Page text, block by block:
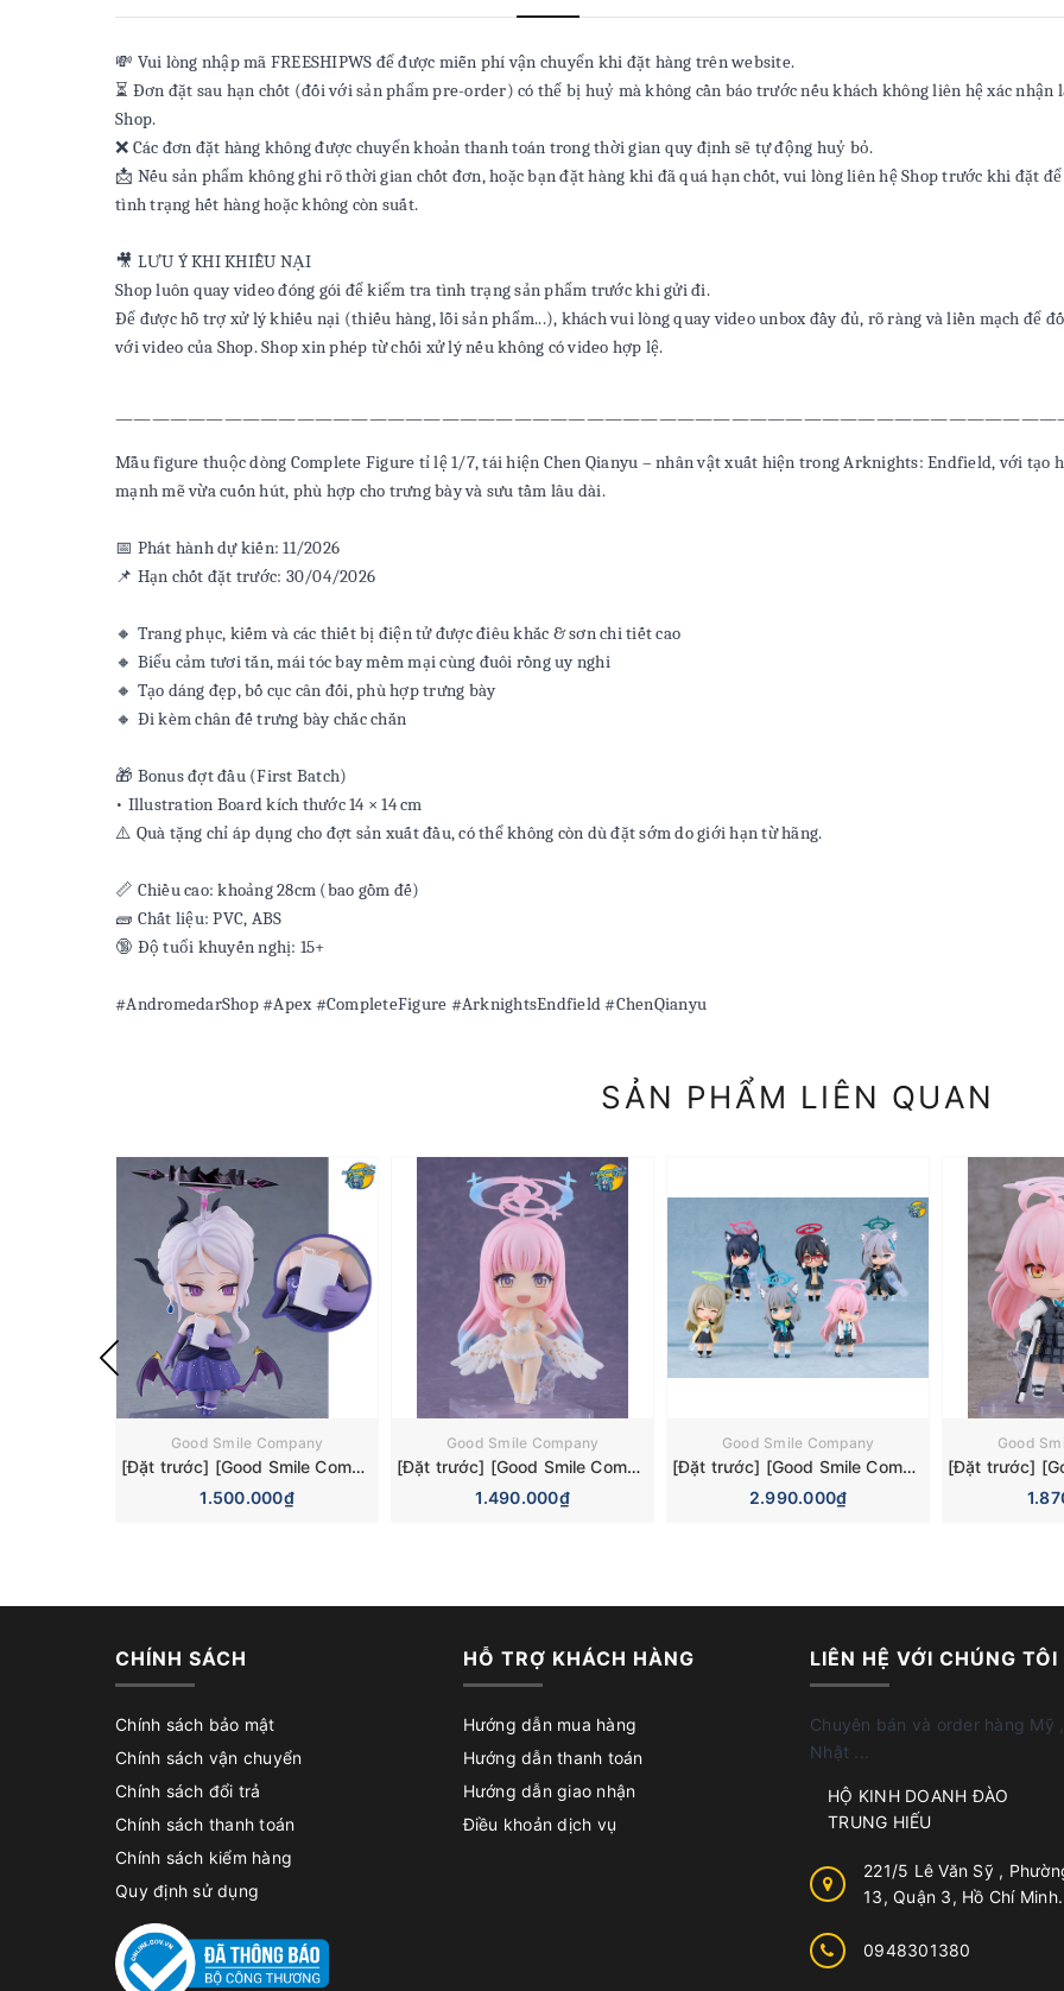
💸 Vui lòng nhập mã FREESHIPWS để được miễn phí vận chuyển khi đặt hàng trên website.
⏳ Đơn đặt sau hạn chốt (đối với sản phẩm pre-order) có thể bị huỷ mà không cần báo trước nếu khách không liên hệ xác nhận
Shop.
❌ Các đơn đặt hàng không được chuyển khoản thanh toán trong thời gian quy định sẽ tự động huỷ bỏ.
📩 Nếu sản phẩm không ghi rõ thời gian chốt đơn, hoặc bạn đặt hàng khi đã quá hạn chốt, vui lòng liên hệ Shop trước khi đặt
tình trạng hết hàng hoặc không còn suất.
🎥 LƯU Ý KHI KHIẾU NẠI
Shop luôn quay video đóng gói để kiểm tra tình trạng sản phẩm trước khi gửi đi.
Để được hỗ trợ xử lý khiếu nại (thiếu hàng, lỗi sản phẩm...), khách vui lòng quay video unbox đầy đủ, rõ ràng và liền mạch để
với video của Shop. Shop xin phép từ chối xử lý nếu không có video hợp lệ.
Mẫu figure thuộc dòng Complete Figure tỉ lệ 1/7, tái hiện Chen Qianyu – nhân vật xuất hiện trong Arknights: Endfield, với tạo
mạnh mẽ vừa cuốn hút, phù hợp cho trưng bày và sưu tầm lâu dài.
📅 Phát hành dự kiến: 11/2026
📌 Hạn chốt đặt trước: 30/04/2026
🔸 Trang phục, kiếm và các thiết bị điện tử được điêu khắc & sơn chi tiết cao
🔸 Biểu cảm tươi tắn, mái tóc bay mềm mại cùng đuôi rồng uy nghi
🔸 Tạo dáng đẹp, bố cục cân đối, phù hợp trưng bày
🔸 Đi kèm chân đế trưng bày chắc chắn
🎁 Bonus đợt đầu (First Batch)
• Illustration Board kích thước 14 × 14 cm
⚠️ Quà tặng chỉ áp dụng cho đợt sản xuất đầu, có thể không còn dù đặt sớm do giới hạn từ hãng.
📏 Chiều cao: khoảng 28cm (bao gồm đế)
🧱 Chất liệu: PVC, ABS
🔞 Độ tuổi khuyến nghị: 15+
#AndromedarShop #Apex #CompleteFigure #ArknightsEndfield #ChenQianyu
SẢN PHẨM LIÊN QUAN
Good Smile Company
[Đặt trước] [Good Smile Company] Mô hình nhân vật Blue Archive Nendoroid 3110 Hina Sorasaki Dress Basic Figure (+Bonus)
1.500.000₫
Good Smile Company
[Đặt trước] [Good Smile Company] Mô hình nhân vật Blue Archive Nendoroid 3084 Mika Misono Swimsuit Basic Figure (Bonus)
1.490.000₫
Good Smile Company
[Đặt trước] [Good Smile Company] Mô hình nhân vật Blue Archive Nendoroid Surprise 6 Pieces Box Figure
2.990.000₫
Good
CHÍNH SÁCH
Chính sách bảo mật
Chính sách vận chuyển
Chính sách đổi trả
Chính sách thanh toán
Chính sách kiểm hàng
Quy định sử dụng
HỖ TRỢ KHÁCH HÀNG
Hướng dẫn mua hàng
Hướng dẫn thanh toán
Hướng dẫn giao nhận
Điều khoản dịch vụ
LIÊN HỆ VỚI CHÚNG TÔI
Chuyên bán và order hàng Mỹ
Nhật ...
HỘ KINH DOANH ĐÀO
TRUNG HIẾU
221/5 Lê Văn Sỹ ,
13, Quận 3, Hồ Chí Minh.
0948301380